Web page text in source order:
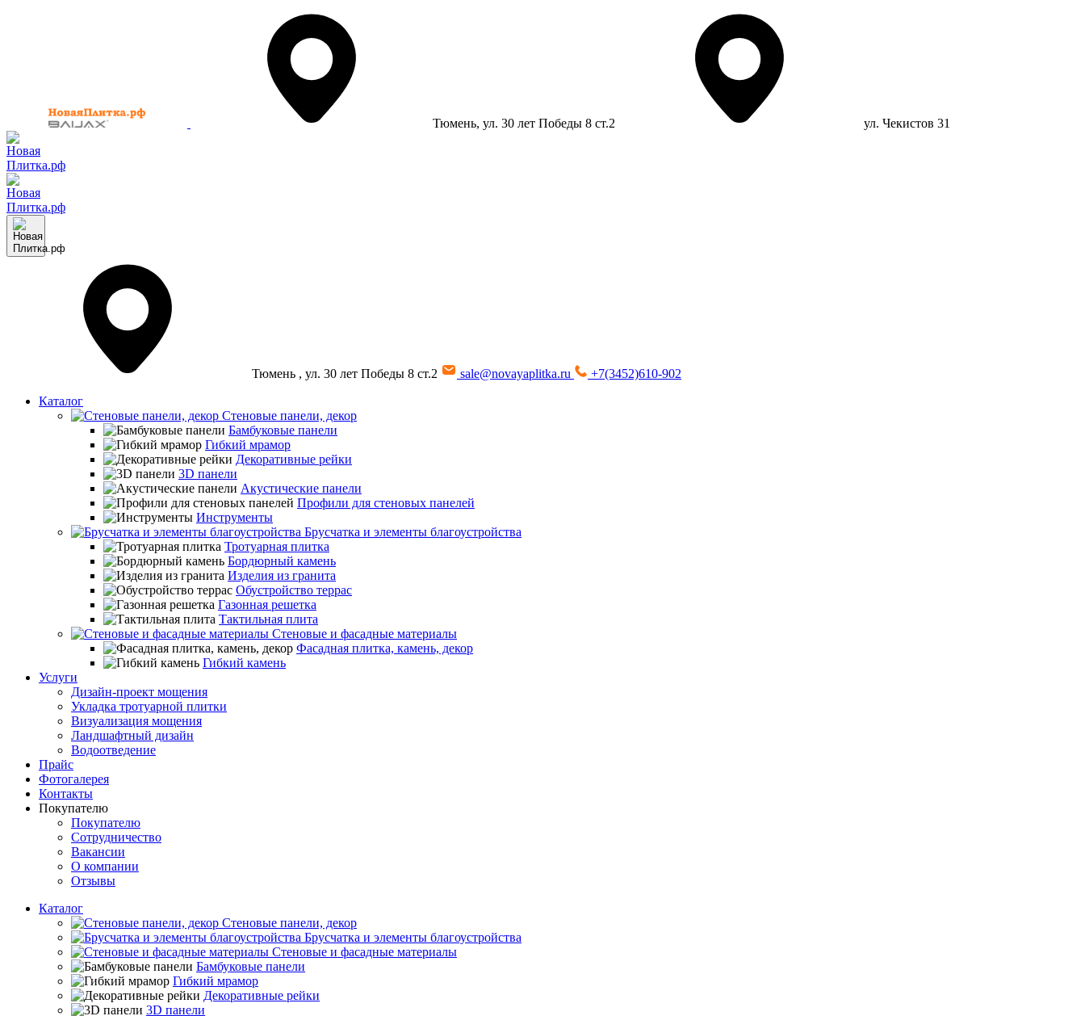
Тюмень, ул. 30 лет Победы 8 ст.2 ул. Чекистов 31
Тюмень , ул. 30 лет Победы 8 ст.2 sale@novayaplitka.ru
+7(3452)610-902
Каталог
Стеновые панели, декор
Бамбуковые панели
Гибкий мрамор
Декоративные рейки
3D панели
Акустические панели
Профили для стеновых панелей
Инструменты
Брусчатка и элементы благоустройства
Тротуарная плитка
Бордюрный камень
Изделия из гранита
Обустройство террас
Газонная решетка
Тактильная плита
Стеновые и фасадные материалы
Фасадная плитка, камень, декор
Гибкий камень
Услуги
Дизайн-проект мощения
Укладка тротуарной плитки
Визуализация мощения
Ландшафтный дизайн
Водоотведение
Прайс
Фотогалерея
Контакты
Покупателю
Покупателю
Сотрудничество
Вакансии
О компании
Отзывы
Каталог
Стеновые панели, декор
Брусчатка и элементы благоустройства
Стеновые и фасадные материалы
Бамбуковые панели
Гибкий мрамор
Декоративные рейки
3D панели